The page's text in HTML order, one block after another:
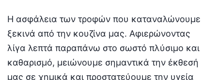
Η ασφάλεια των τροφών που καταναλώνουμε
ξεκινά από την κουζίνα μας. Αφιερώνοντας
λίγα λεπτά παραπάνω στο σωστό πλύσιμο και
καθαρισμό, μειώνουμε σημαντικά την έκθεσή
μας σε χημικά και προστατεύουμε την υγεία